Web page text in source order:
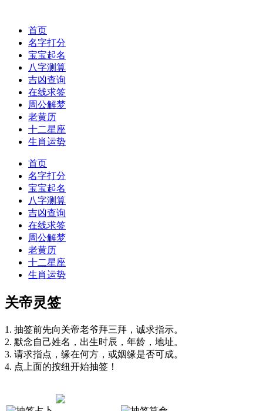
首页
名字打分
宝宝起名
八字测算
吉凶查询
在线求签
周公解梦
老黄历
十二星座
生肖运势
首页
名字打分
宝宝起名
八字测算
吉凶查询
在线求签
周公解梦
老黄历
十二星座
生肖运势
关帝灵签
1. 抽签前先向关帝老爷拜三拜，诚求指示。
2. 默念自己姓名，出生时辰，年龄，地址。
3. 请求指点，缘在何方，或姻缘是否可成。
4. 点上面的按纽开始抽签！